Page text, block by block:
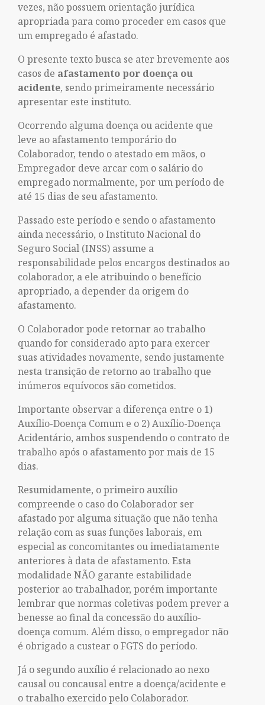
vezes, não possuem orientação jurídica
apropriada para como proceder em casos que
um empregado é afastado.
O presente texto busca se ater brevemente aos
casos de afastamento por doença ou
acidente, sendo primeiramente necessário
apresentar este instituto.
Ocorrendo alguma doença ou acidente que
leve ao afastamento temporário do
Colaborador, tendo o atestado em mãos, o
Empregador deve arcar com o salário do
empregado normalmente, por um período de
até 15 dias de seu afastamento.
Passado este período e sendo o afastamento
ainda necessário, o Instituto Nacional do
Seguro Social (INSS) assume a
responsabilidade pelos encargos destinados ao
colaborador, a ele atribuindo o benefício
apropriado, a depender da origem do
afastamento.
O Colaborador pode retornar ao trabalho
quando for considerado apto para exercer
suas atividades novamente, sendo justamente
nesta transição de retorno ao trabalho que
inúmeros equívocos são cometidos.
Importante observar a diferença entre o 1)
Auxílio-Doença Comum e o 2) Auxílio-Doença
Acidentário, ambos suspendendo o contrato de
trabalho após o afastamento por mais de 15
dias.
Resumidamente, o primeiro auxílio
compreende o caso do Colaborador ser
afastado por alguma situação que não tenha
relação com as suas funções laborais, em
especial as concomitantes ou imediatamente
anteriores à data de afastamento. Esta
modalidade NÃO garante estabilidade
posterior ao trabalhador, porém importante
lembrar que normas coletivas podem prever a
benesse ao final da concessão do auxílio-
doença comum. Além disso, o empregador não
é obrigado a custear o FGTS do período.
Já o segundo auxílio é relacionado ao nexo
causal ou concausal entre a doença/acidente e
o trabalho exercido pelo Colaborador.